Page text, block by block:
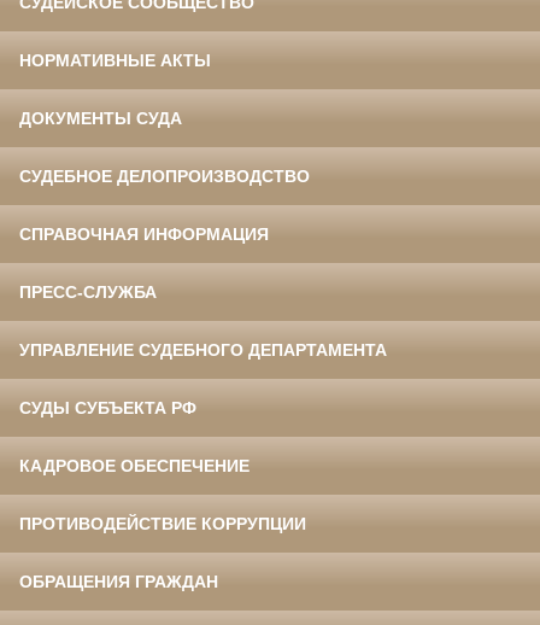
НОРМАТИВНЫЕ АКТЫ
ДОКУМЕНТЫ СУДА
СУДЕБНОЕ ДЕЛОПРОИЗВОДСТВО
СПРАВОЧНАЯ ИНФОРМАЦИЯ
ПРЕСС-СЛУЖБА
УПРАВЛЕНИЕ СУДЕБНОГО ДЕПАРТАМЕНТА
СУДЫ СУБЪЕКТА РФ
КАДРОВОЕ ОБЕСПЕЧЕНИЕ
ПРОТИВОДЕЙСТВИЕ КОРРУПЦИИ
ОБРАЩЕНИЯ ГРАЖДАН